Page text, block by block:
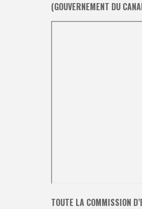
(GOUVERNEMENT DU
TOUTE LA COMMISSION